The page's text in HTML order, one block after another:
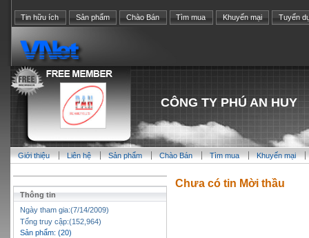
Tin hữu ích Sản phẩm Chào Bán Tìm mua Khuyến mại Tuyển
CÔNG TY PHÚ AN HUY
Giới thiệu Liên hệ Sản phẩm Chào Bán Tìm mua Khuyến mại
Thông tin
Ngày tham gia:(7/14/2009)
Tổng truy cập:(152,964)
Sản phẩm: (20)
Chưa có tin Mời thầu